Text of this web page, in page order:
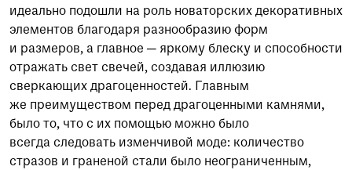
идеально подошли на роль новаторских декоративных
элементов благодаря разнообразию форм
и размеров, а главное — яркому блеску и способности
отражать свет свечей, создавая иллюзию
сверкающих драгоценностей. Главным
же преимуществом перед драгоценными камнями,
было то, что с их помощью можно было
всегда следовать изменчивой моде: количество
стразов и граненой стали было неограниченным,